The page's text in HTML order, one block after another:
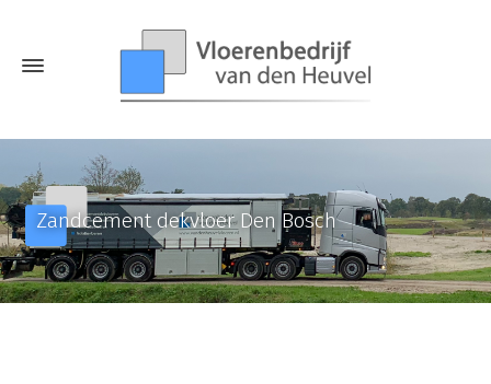
Zandcement dekvloer Den Bosch